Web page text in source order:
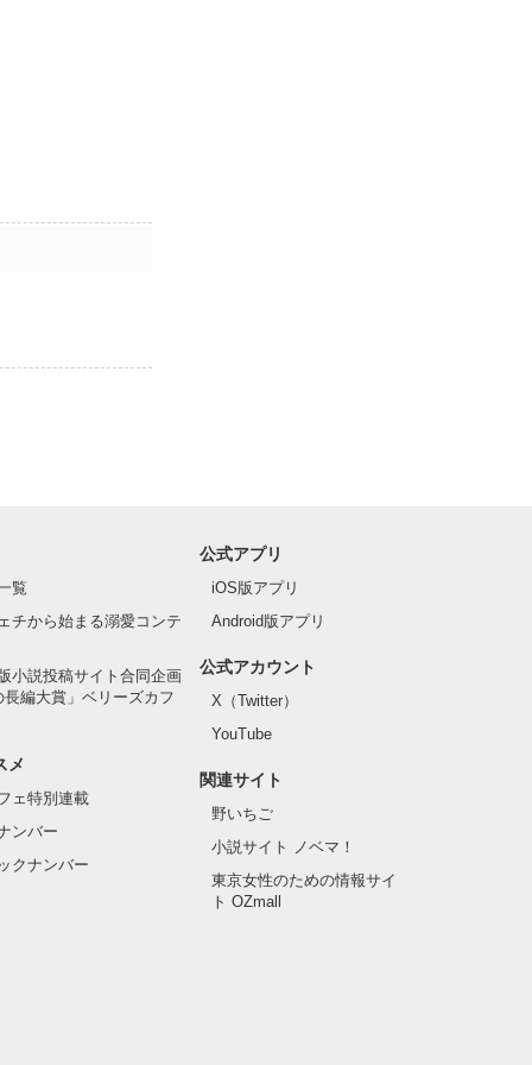
覧
チから始まる溺愛コンテ
小説投稿サイト合同企画
長編大賞」ベリーズカフ
メ
ェ特別連載
ンバー
クナンバー
公式アプリ
iOS版アプリ
Android版アプリ
公式アカウント
X（Twitter）
YouTube
関連サイト
野いちご
小説サイト ノベマ！
東京女性のための情報サイ
ト OZmall